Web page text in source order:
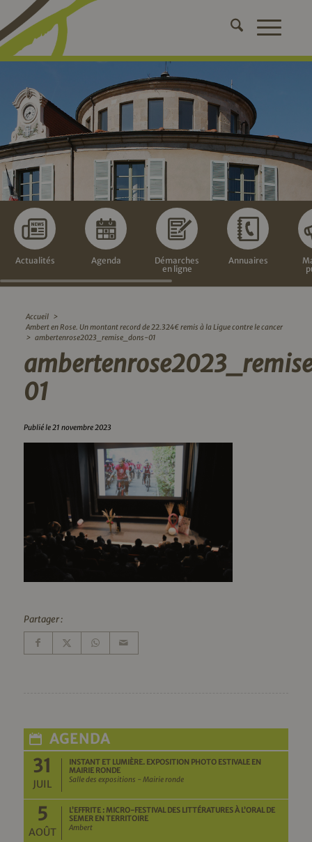
Actualités Agenda
Démarches
en ligne
Annuaires
Accueil >
Ambert en Rose. Un montant record de 22.324€ remis à la Ligue contre le cancer
> ambertenrose2023_remise_dons-01
01
Publié le 21 novembre 2023
Partager :
AGENDA
31
JUIL
INSTANT ET LUMIÈRE. EXPOSITION PHOTO ESTIVALE EN
MAIRIE RONDE
Salle des expositions - Mairie ronde
5
AOÛT
L’EFFRITE : MICRO-FESTIVAL DES LITTÉRATURES À L’ORAL DE
SEMER EN TERRITOIRE
Ambert